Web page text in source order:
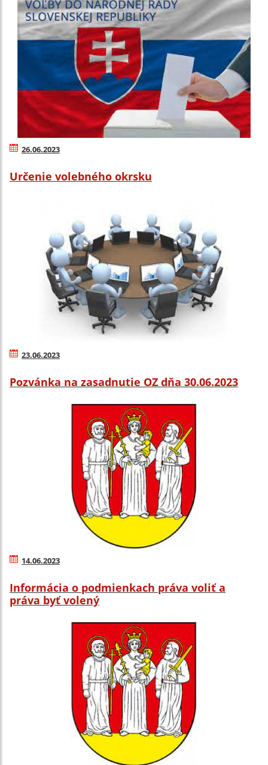
26.06.2023
Určenie volebného okrsku
23.06.2023
Pozvánka na zasadnutie OZ dňa 30.06.2023
14.06.2023
Informácia o podmienkach práva voliť a
práva byť volený